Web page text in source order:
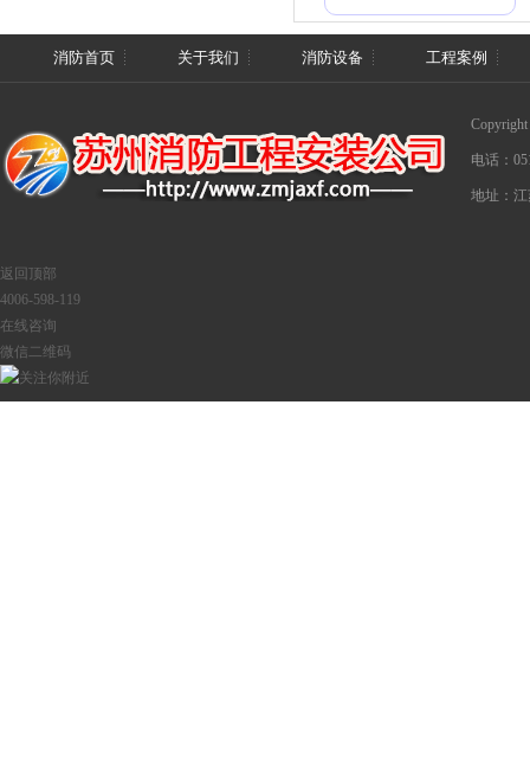
消防首页 关于我们 消防设备 工程案例
电话：
地址：
返回顶部
4006-598-119
在线咨询
微信二维码